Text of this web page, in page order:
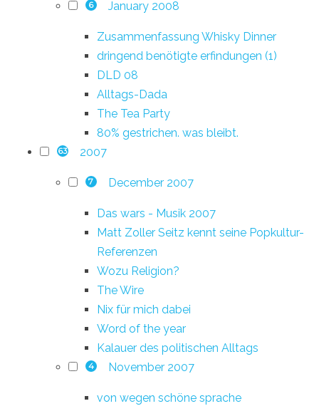
6 January 2008
Zusammenfassung Whisky Dinner
dringend benötigte erfindungen (1)
DLD 08
Alltags-Dada
The Tea Party
80% gestrichen. was bleibt.
63 2007
7 December 2007
Das wars - Musik 2007
Matt Zoller Seitz kennt seine Popkultur-
Referenzen
Wozu Religion?
The Wire
Nix für mich dabei
Word of the year
Kalauer des politischen Alltags
4 November 2007
von wegen schöne sprache